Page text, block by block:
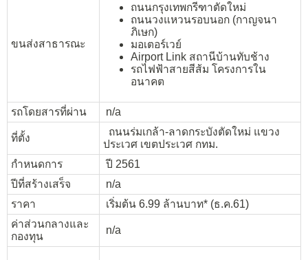
ขนส่งสาธารณะ
ถนนกรุงเทพกรีฑาตัดใหม่
ถนนวงแหวนรอบนอก (กาญจนา
ภิเษก)
มอเตอร์เวย์
Airport Link สถานีบ้านทับช้าง
รถไฟฟ้าสายสีส้ม โครงการใน
อนาคต
รถโดยสารที่ผ่าน n/a
ที่ตั้ง
ถนนร่มเกล้า-ลาดกระบังตัดใหม่ แขวง
ประเวศ เขตประเวศ กทม.
กำหนดการ
ปี 2561
ปีที่สร้างเสร็จ
n/a
ราคา
เริ่มต้น 6.99 ล้านบาท* (ธ.ค.61)
ค่าส่วนกลางและ
กองทุน
n/a